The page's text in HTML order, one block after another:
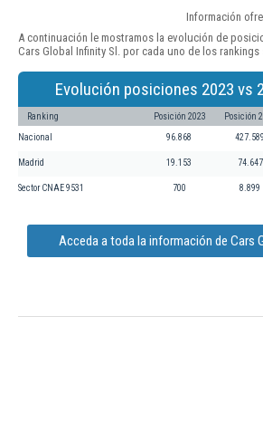
Información
A continuación le mostramos la evolución de
Cars Global Infinity Sl. por cada uno de los
Evolución posiciones 2023 vs
Ranking Posición 2023 Posición
Nacional 96.868 427.589
Madrid 19.153 74.647
Sector CNAE 9531 700 8.899
Acceda a toda la información de Cars